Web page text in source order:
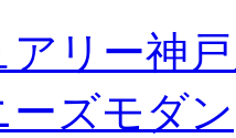
アリー神
ーズモダン